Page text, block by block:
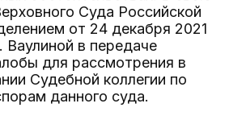
Суда Российской
от 24 декабря 2021
Ваулиной в передаче
для рассмотрения в
Судебной коллегии по
данного суда.